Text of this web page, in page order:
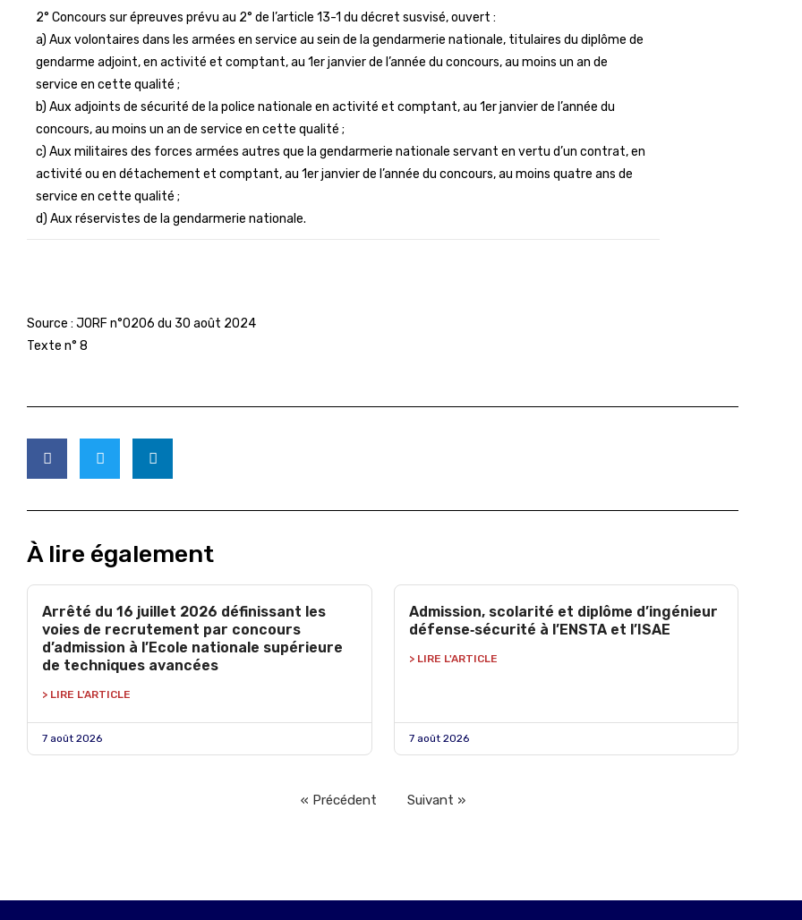
2° Concours sur épreuves prévu au 2° de l’article 13-1 du décret susvisé, ouvert :
a) Aux volontaires dans les armées en service au sein de la gendarmerie nationale, titulaires du diplôme de
gendarme adjoint, en activité et comptant, au 1er janvier de l’année du concours, au moins un an de
service en cette qualité ;
b) Aux adjoints de sécurité de la police nationale en activité et comptant, au 1er janvier de l’année du
concours, au moins un an de service en cette qualité ;
c) Aux militaires des forces armées autres que la gendarmerie nationale servant en vertu d’un contrat, en
activité ou en détachement et comptant, au 1er janvier de l’année du concours, au moins quatre ans de
service en cette qualité ;
d) Aux réservistes de la gendarmerie nationale.
Source : JORF n°0206 du 30 août 2024
Texte n° 8
À lire également
Arrêté du 16 juillet 2026 définissant les
voies de recrutement par concours
d’admission à l’Ecole nationale supérieure
de techniques avancées
> LIRE L'ARTICLE
7 août 2026
Admission, scolarité et diplôme d’ingénieur
défense‑sécurité à l’ENSTA et l’ISAE
> LIRE L'ARTICLE
7 août 2026
« Précédent Suivant »